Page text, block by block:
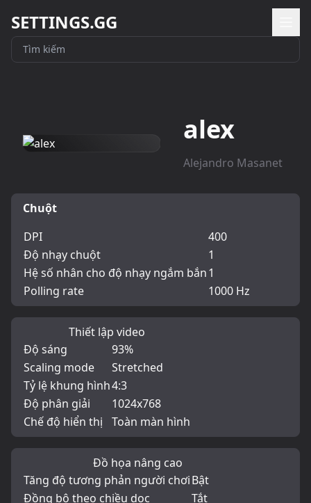
SETTINGS.GG
alex
Alejandro Masanet
Chuột
DPI
400
Độ nhạy chuột
1
Hệ số nhân cho độ nhạy ngắm bắn1
Polling rate
1000 Hz
Thiết lập video
Độ sáng
93%
Scaling mode
Stretched
Tỷ lệ khung hình4:3
Độ phân giải
1024x768
Chế độ hiển thị
Toàn màn hình
Đồ họa nâng cao
Tăng độ tương phản người chơiBật
Đồng bộ theo chiều dọc
Tắt